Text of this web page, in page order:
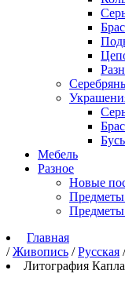
Мебель
Разное
Новые
Предметы
Главная
/ Живопись / Русская /
Литография